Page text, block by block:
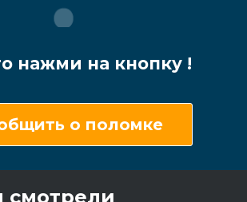
нажми на кнопку !
о поломке
смотрели